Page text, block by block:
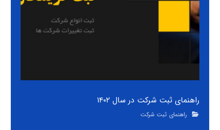
راهنمای ثبت شرکت در سال ۱۴۰۲
راهنمای ثبت شرکت